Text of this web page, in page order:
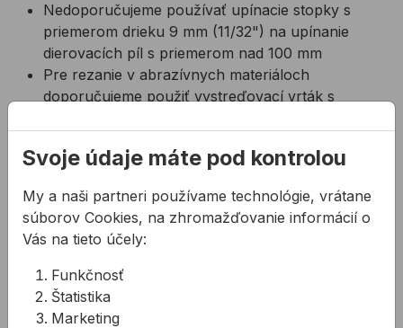
Nedoporučujeme používať upínacie stopky s
priemerom drieku 9 mm (11/32") na upínanie
dierovacích píl s priemerom nad 100 mm
Pre rezanie v abrazívnych materiáloch
doporučujeme použiť vystreďovací vrták s
Technické parametre:
Priemer vrtáku: 8,5mm
Upínací otvor: 10mm
Hmotnosť: 80g
Súvisiace produkty
Svoje údaje máte pod kontrolou
My a naši partneri používame technológie, vrátane
súborov Cookies, na zhromažďovanie informácií o
Vás na tieto účely:
Funkčnosť
Štatistika
Marketing